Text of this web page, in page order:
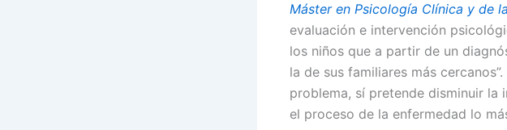
Máster en Psicología Clínica y de
evaluación e intervención
los niños que a partir de un
la de sus familiares más
problema, sí pretende disminuir la
el proceso de la enfermedad lo